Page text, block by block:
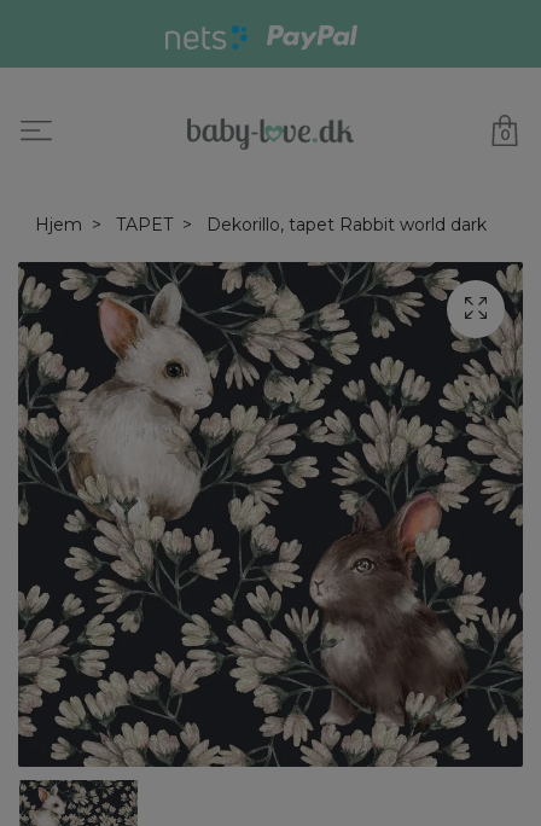
0
Hjem TAPET Dekorillo, tapet Rabbit world dark